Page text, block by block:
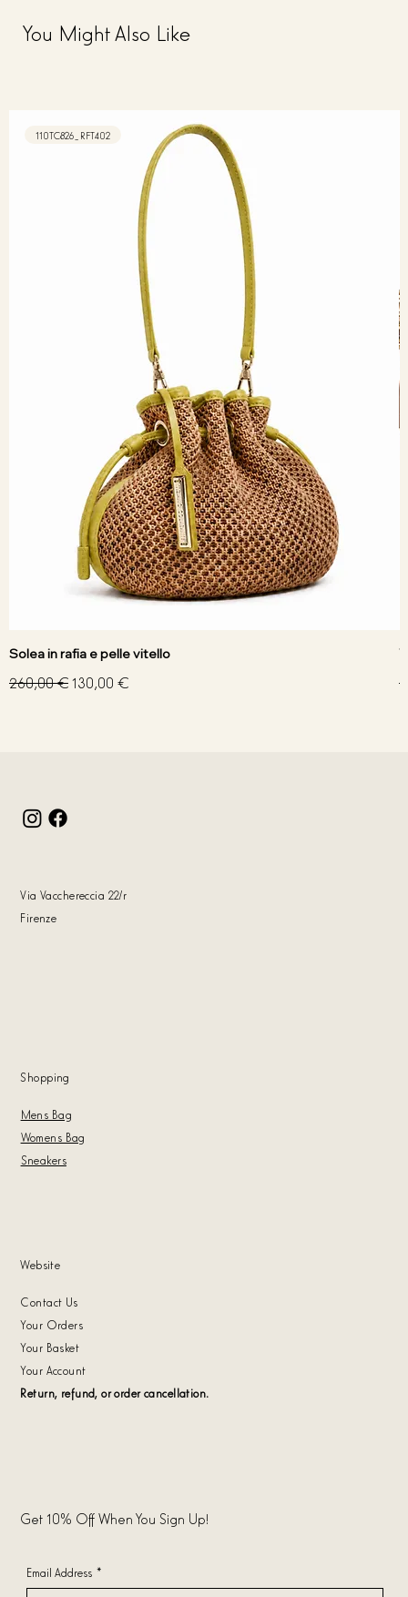
You Might Also Like
110TC826_RFT402
Solea in rafia e pelle vitello
Prezzo regolare
260,00 €Prezzo scontato
130,00 €
Via Vacchereccia 22/r
Firenze
Shopping
Mens Bag
Womens Bag
Sneakers
Website
Contact Us
Your Orders
Your Basket
Your Account
Return, refund, or order cancellation.
Get 10% Off When You Sign Up!
Email Address *